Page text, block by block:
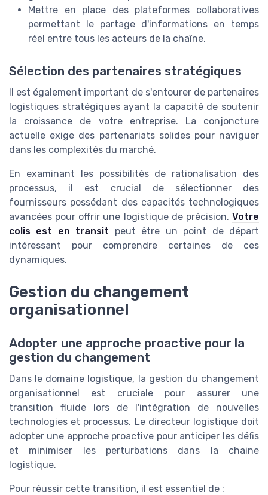
Mettre en place des plateformes collaboratives
permettant le partage d'informations en temps
réel entre tous les acteurs de la chaîne.
Sélection des partenaires stratégiques
Il est également important de s'entourer de partenaires
logistiques stratégiques ayant la capacité de soutenir
la croissance de votre entreprise. La conjoncture
actuelle exige des partenariats solides pour naviguer
dans les complexités du marché.
En examinant les possibilités de rationalisation des
processus, il est crucial de sélectionner des
fournisseurs possédant des capacités technologiques
avancées pour offrir une logistique de précision. Votre
colis est en transit peut être un point de départ
intéressant pour comprendre certaines de ces
dynamiques.
Gestion du changement
organisationnel
Adopter une approche proactive pour la
gestion du changement
Dans le domaine logistique, la gestion du changement
organisationnel est cruciale pour assurer une
transition fluide lors de l'intégration de nouvelles
technologies et processus. Le directeur logistique doit
adopter une approche proactive pour anticiper les défis
et minimiser les perturbations dans la chaine
logistique.
Pour réussir cette transition, il est essentiel de :